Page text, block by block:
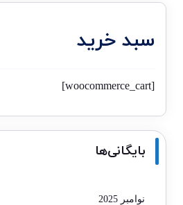
سبد خرید
[woocommerce_cart]
بایگانی‌ها
نوامبر 2025